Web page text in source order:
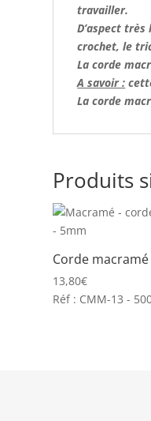
travailler.
D’aspect
crochet, le
La corde
A savoir :
Lacorde
Produits
Corde
13,80€
Réf : CMM-13 -